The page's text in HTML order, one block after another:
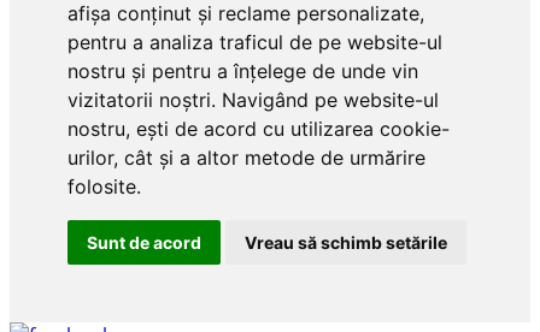
afișa conținut și reclame personalizate,
pentru a analiza traficul de pe website-ul
nostru și pentru a înțelege de unde vin
vizitatorii noștri. Navigând pe website-ul
nostru, ești de acord cu utilizarea cookie-
urilor, cât și a altor metode de urmărire
folosite.
Sunt de acord Vreau să schimb setările